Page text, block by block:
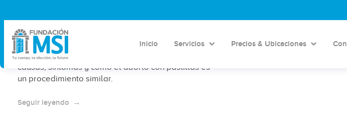
Inicio Servicios Precios & Ubicaciones
Qué es un aborto espontáneo
El aborto espontáneo es la pérdida natural de un
embarazo antes de las 20 semanas. Descubre sus
causas, síntomas y cómo el aborto con pastillas es
un procedimiento similar.
Seguir leyendo